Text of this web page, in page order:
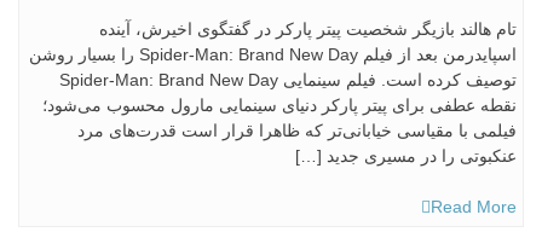
تام هالند بازیگر شخصیت پیتر پارکر در گفتگوی اخیرش، آینده
اسپایدرمن بعد از فیلم Spider-Man: Brand New Day را بسیار روشن
توصیف کرده است. فیلم سینمایی Spider-Man: Brand New Day
نقطه عطفی برای پیتر پارکر دنیای سینمایی مارول محسوب می‌شود؛
فیلمی با مقیاسی خیابانی‌تر که ظاهرا قرار است قدرت‌های مرد
عنکبوتی را در مسیری جدید […]
Read More